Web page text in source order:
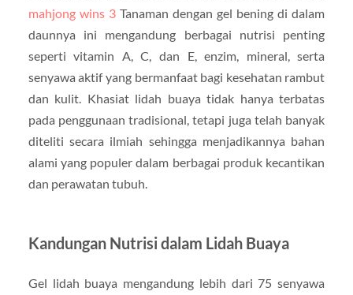
mahjong wins 3Tanaman dengan gel bening di dalam
daunnya ini mengandung berbagai nutrisi penting
seperti vitamin A, C, dan E, enzim, mineral, serta
senyawa aktif yang bermanfaat bagi kesehatan rambut
dan kulit. Khasiat lidah buaya tidak hanya terbatas
pada penggunaan tradisional, tetapi juga telah banyak
diteliti secara ilmiah sehingga menjadikannya bahan
alami yang populer dalam berbagai produk kecantikan
dan perawatan tubuh.
Kandungan Nutrisi dalam Lidah Buaya
Gel lidah buaya mengandung lebih dari 75 senyawa